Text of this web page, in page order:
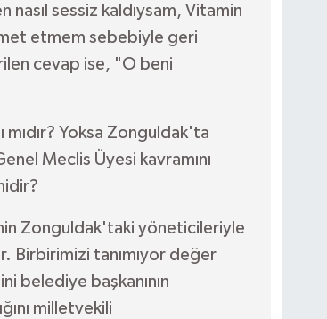
sessiz kaldıysam, Vitamin
etmem sebebiyle geri
cevap ise, "O beni
mıdır? Yoksa Zonguldak'ta
Meclis Üyesi kavramını
Zonguldak'taki yöneticileriyle
Birbirimizi tanımıyor değer
belediye başkanının
milletvekili